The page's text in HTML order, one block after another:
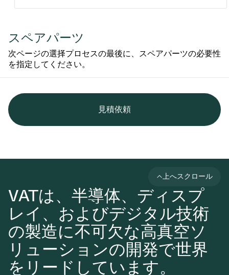
スペアパーツ
次ページの選择プロセスの最後に、スペアパーツの必要性
を指定してください。
見積依頼
VATは、半導体、ディスプ
レイ、およびデジタル技術
の製造に不可欠な高真空ソ
リューションの開発で世界
をリードしています。
上へスクロール